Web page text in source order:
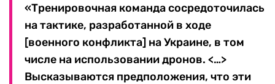
«Тренировочная команда сосредоточилась
на тактике, разработанной в ходе
[военного конфликта] на Украине, в том
числе на использовании дронов. <…>
Высказываются предположения, что эти